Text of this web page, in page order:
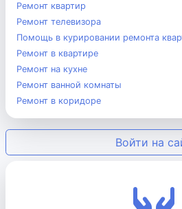
Ремонт квартир
Ремонт телевизора
Помощь в курировании ремонта
Ремонт в квартире
Ремонт на кухне
Ремонт ванной комнаты
Ремонт в коридоре
Войти на